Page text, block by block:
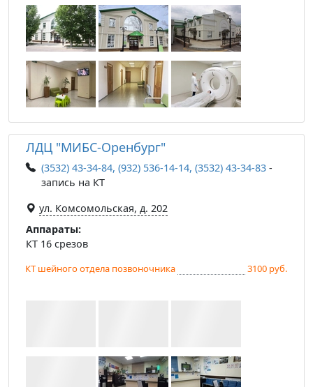
ЛДЦ "МИБС-Оренбург"
(3532) 43-34-84, (932) 536-14-14, (3532) 43-34-83 -
запись на КТ
ул. Комсомольская, д. 202
Аппараты:
КТ 16 срезов
КТ шейного отдела позвоночника 3100 руб.